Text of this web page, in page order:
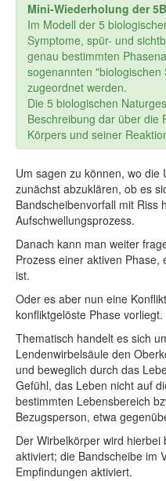
Mini-Wiederholung der
Im Modell der 5
Symptome, spür- und
genau bestimmten
sogenannten
zugeordnet werden.
Die 5 biologischen
Beschreibung dar über die
Körpers und seiner
Um sagen zu können, wo die
zunächst abzuklären, ob es
Bandscheibenvorfall mit Riss
Aufschwellungsprozess.
Danach kann man weiter
Prozess einer aktiven
ist.
Oder es aber nun eine
konfliktgelöste Phase vorliegt.
Thematisch handelt es sich
Lendenwirbelsäule den
und beweglich durch das
Gefühl, das Leben nicht auf
bestimmten Lebensbereich
Bezugsperson, etwa
Der Wirbelkörper wird
aktiviert; die Bandscheibe im
Empfindungen aktiviert.